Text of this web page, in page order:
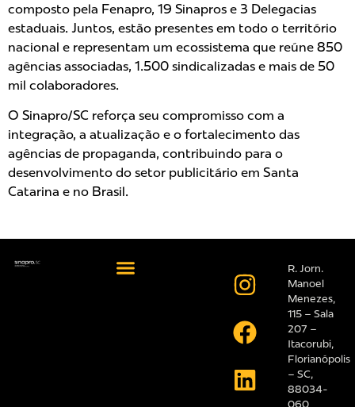
composto pela Fenapro, 19 Sinapros e 3 Delegacias
estaduais. Juntos, estão presentes em todo o território
nacional e representam um ecossistema que reúne 850
agências associadas, 1.500 sindicalizadas e mais de 50
mil colaboradores.
O Sinapro/SC reforça seu compromisso com a
integração, a atualização e o fortalecimento das
agências de propaganda, contribuindo para o
desenvolvimento do setor publicitário em Santa
Catarina e no Brasil.
R. Jorn.
Manoel
Menezes,
115 – Sala
207 –
Itacorubi,
Florianópolis
– SC,
88034-
060